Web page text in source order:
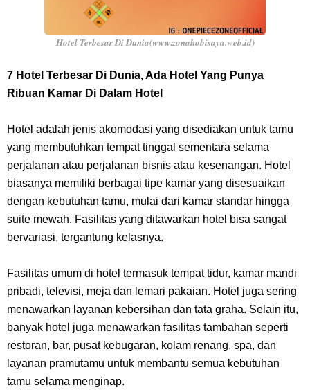
Arti Bendera Barbados, Negara Kepulauan Yang Terletak Di Kawasan
Karibia
Cara Daftar Danamon Mobile Banking, Mudah Banget Dan Lengkap
7 Fakta Elbaph One Piece, Menjadi Tempat Yang Sangat Ingin
7 Fakta Ivankov One Piece, Orang Yang Mampu Menipu Sensor
Wanita Milik Sanji
7 Klub Pertama Yang Menjuarai Liga Champions, Apa Klub Jagoan
Kamu Termasuk
Arti Bendera Palau, Negara Kepulauan Yang Berada Di Kawasan
Hotel Terbesar Di Dunia(www.zonahobisaya.web.id)
7 Hotel Terbesar Di Dunia, Ada Hotel Yang Punya
Ribuan Kamar Di Dalam Hotel
Hotel adalah jenis akomodasi yang disediakan untuk tamu
yang membutuhkan tempat tinggal sementara selama
perjalanan atau perjalanan bisnis atau kesenangan. Hotel
biasanya memiliki berbagai tipe kamar yang disesuaikan
dengan kebutuhan tamu, mulai dari kamar standar hingga
suite mewah. Fasilitas yang ditawarkan hotel bisa sangat
bervariasi, tergantung kelasnya.
Fasilitas umum di hotel termasuk tempat tidur, kamar mandi
pribadi, televisi, meja dan lemari pakaian. Hotel juga sering
menawarkan layanan kebersihan dan tata graha. Selain itu,
banyak hotel juga menawarkan fasilitas tambahan seperti
restoran, bar, pusat kebugaran, kolam renang, spa, dan
layanan pramutamu untuk membantu semua kebutuhan
tamu selama menginap.